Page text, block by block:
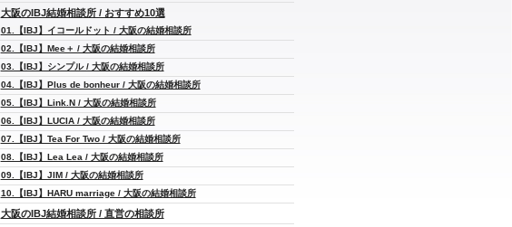
大阪のIBJ結婚相談所 / おすすめ10選
01.【IBJ】イコールドット / 大阪の結婚相談所
02.【IBJ】Mee＋ / 大阪の結婚相談所
03.【IBJ】シンプル / 大阪の結婚相談所
04.【IBJ】Plus de bonheur / 大阪の結婚相談所
05.【IBJ】Link.N / 大阪の結婚相談所
06.【IBJ】LUCIA / 大阪の結婚相談所
07.【IBJ】Tea For Two / 大阪の結婚相談所
08.【IBJ】Lea Lea / 大阪の結婚相談所
09.【IBJ】JIM / 大阪の結婚相談所
10.【IBJ】HARU marriage / 大阪の結婚相談所
大阪のIBJ結婚相談所 / 直営の相談所